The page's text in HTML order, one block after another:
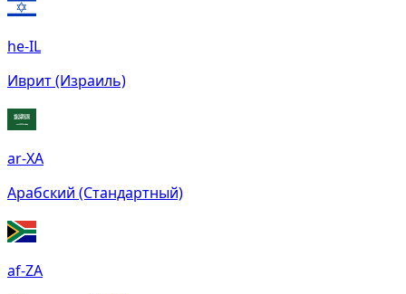
he-IL
Иврит (Израиль)
ar-XA
Арабский (Стандартный)
af-ZA